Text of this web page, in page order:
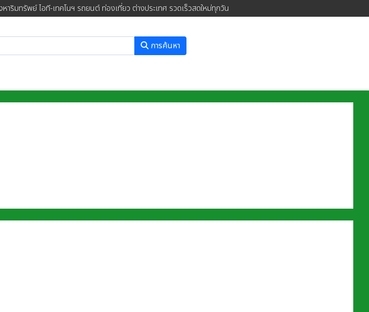
มทรัพย์ ไอที-เทคโนฯ รถยนต์ ท่องเที่ยว ต่างประเทศ รวดเร็วสดใหม่ทุกวัน
การค้นหา